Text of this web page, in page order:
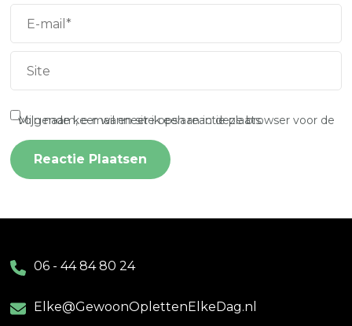
Mijn naam, e-mail en site opslaan in deze browser voor de volgende keer wanneer ik een reactie plaats.
06 - 44 84 80 24
Elke@GewoonOplettenElkeDag.nl